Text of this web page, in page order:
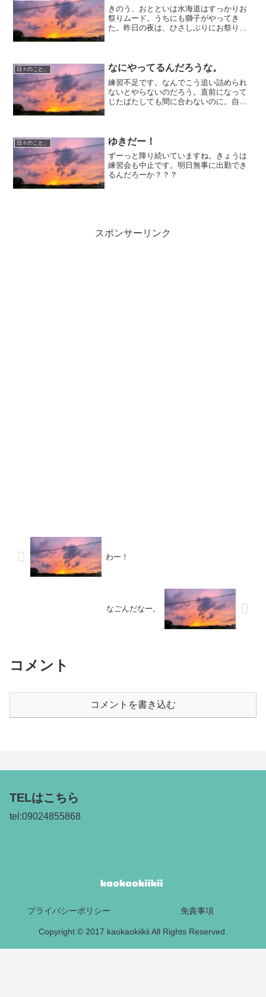
きのう、おとといは水海道はすっかりお
祭りムード。うちにも獅子がやってき
た。昨日の夜は、ひさしぶりにお祭りに
いう、人、人、人。若者こん...
日々のこと。 なにやってるんだろうな。
練習不足です。なんでこう追い詰められ
ないとやらないのだろう。直前になって
じたばたしても間に合わないのに。自分
日々のこと。 ゆきだー！
ずーっと降り続いていますね。きょうは
練習会も中止です。明日無事に出勤でき
るんだろーか？？？
スポンサーリンク
わー！
なごんだなー。
コメント
コメントを書き込む
TELはこちら
tel:09024855868
プライバシーポリシー 免責事項
Copyright © 2017 kaokaokiikii All Rights Reserved.